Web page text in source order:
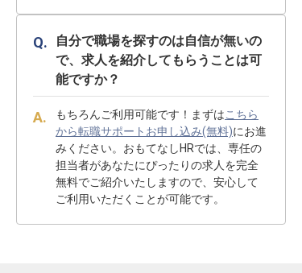
自分で職場を探すのは自信が無いの
で、求人を紹介してもらうことは可
能ですか？
もちろんご利用可能です！まずはこちら
から転職サポートお申し込み(無料)にお進
みください。おもてなしHRでは、専任の
担当者があなたにぴったりの求人を完全
無料でご紹介いたしますので、安心して
ご利用いただくことが可能です。